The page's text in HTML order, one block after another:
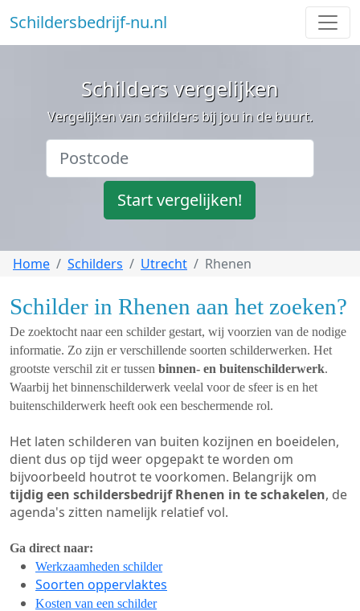
Schildersbedrijf-nu.nl
Schilders vergelijken
Vergelijken van schilders bij jou in de buurt.
Start vergelijken!
Home Schilders Utrecht Rhenen
Schilder in Rhenen aan het zoeken?
De zoektocht naar een schilder gestart, wij voorzien van de nodige
informatie. Zo zijn er verschillende soorten schilderwerken. Het
grootste verschil zit er tussen binnen- en buitenschilderwerk.
Waarbij het binnenschilderwerk veelal voor de sfeer is en het
buitenschilderwerk heeft ook een beschermende rol.
Het laten schilderen van buiten kozijnen en boeidelen,
dient dus op tijd weer opgepakt te worden om
bijvoorbeeld houtrot te voorkomen. Belangrijk om
tijdig een schildersbedrijf Rhenen in te schakelen, de
agenda's zitten namelijk relatief vol.
Ga direct naar:
Werkzaamheden schilder
Soorten oppervlaktes
Kosten van een schilder